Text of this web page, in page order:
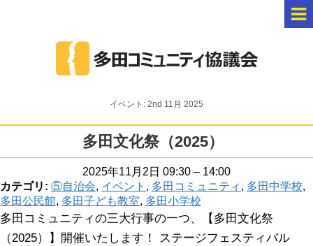
イベント: 2nd 11月 2025
多田文化祭（2025）
2025年11月2日 09:30 – 14:00
カテゴリ: ⑤自治会, イベント , 多田コミュニティ , 多田中学校,
多田公民館, 多田子ども教室, 多田小学校
多田コミュニティの三大行事の一つ、【多田文化祭
（2025）】開催いたします！ ステージフェスティバル